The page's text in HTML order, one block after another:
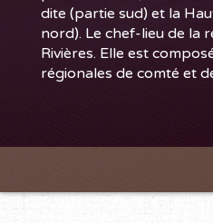
dite (partie sud) et la
nord). Le chef-lieu de la
Rivières. Elle est
régionales de comté et